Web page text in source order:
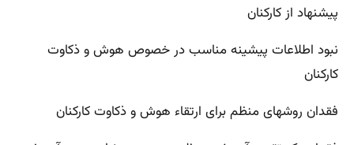
پیشنهاد از کارکنان
نبود اطلاعات پیشینه مناسب در خصوص هوش و ذکاوت
کارکنان
فقدان روشهای منظم برای ارتقاء هوش و ذکاوت کارکنان